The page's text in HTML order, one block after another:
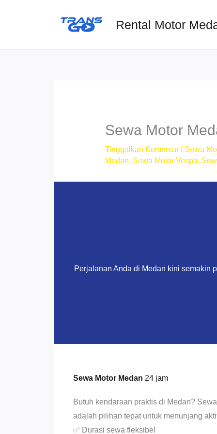
Rental Motor
Sewa Motor
Tinggalkan Komentar / Sewa
Medan, Sewa Motor Vespa,
Perjalanan Anda di Medan kini semakin
Sewa Motor Medan 24 jam
Butuh kendaraan praktis di Medan?
adalah pilihan tepat untuk menunjang
✅ Durasi sewa fleksibel